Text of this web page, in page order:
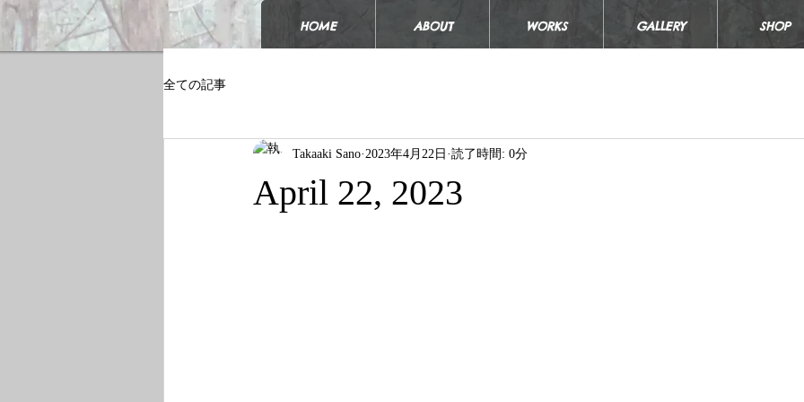
HOME ABOUT WORKS GALLERY SHOP
全ての記事
April 22, 2023
Takaaki Sano 2023年4月22日 読了時間: 0分